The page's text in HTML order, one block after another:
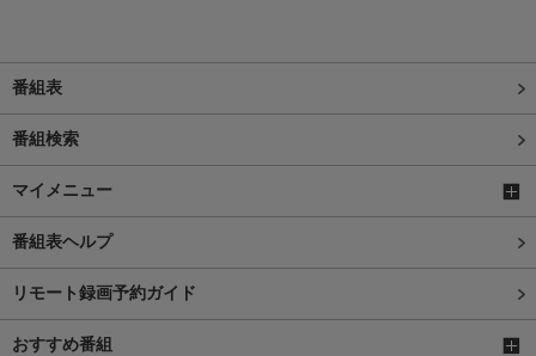
番組表
番組検索
マイメニュー
番組表ヘルプ
リモート録画予約ガイド
おすすめ番組